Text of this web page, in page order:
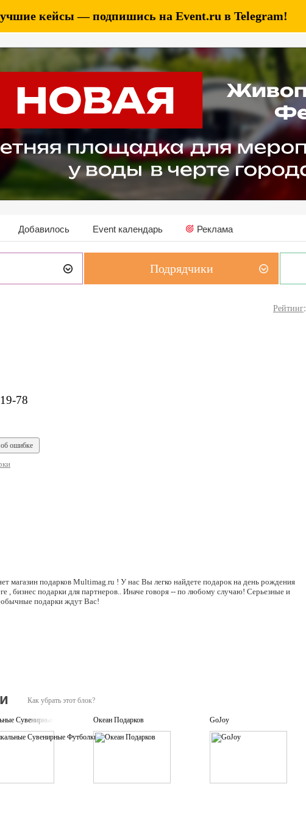
кейсы — подпишись на Event.ru в Telegram!
Добавилось Event календарь Реклама
Подрядчики
Рейтинг:
78
ошибке
магазин подарков Multimag.ru ! У нас Вы легко найдете подарок на день рождения
, бизнес подарки для партнеров.. Иначе говоря -- по любому случаю! Серьезные и
подарки ждут Вас!
Как убрать этот блок?
Сувенирные Футболки Океан Подарков GoJoy